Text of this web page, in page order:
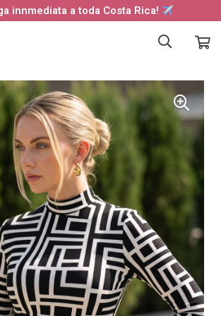
innmediata a toda Costa Rica!